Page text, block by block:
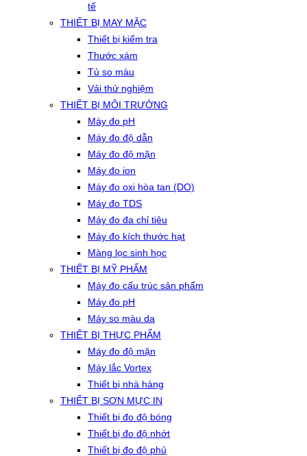
tế
THIẾT BỊ MAY MẶC
Thiết bị kiểm tra
Thước xám
Tủ so màu
Vải thử nghiệm
THIẾT BỊ MÔI TRƯỜNG
Máy đo pH
Máy đo độ dẫn
Máy đo độ mặn
Máy đo ion
Máy đo oxi hòa tan (DO)
Máy đo TDS
Máy đo đa chỉ tiêu
Máy đo kích thước hạt
Màng lọc sinh học
THIẾT BỊ MỸ PHẨM
Máy đo cấu trúc sản phẩm
Máy đo pH
Máy so màu da
THIẾT BỊ THỰC PHẨM
Máy đo độ mặn
Máy lắc Vortex
Thiết bị nhà hàng
THIẾT BỊ SƠN MỰC IN
Thiết bị đo độ bóng
Thiết bị đo độ nhớt
Thiết bị đo độ phủ